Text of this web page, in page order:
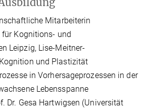
Mitarbeiterin
Kognitions- und
Leipzig, Lise-Meitner-
und Plastizität
in Vorhersageprozessen in der
Lebensspanne
Dr. Gesa Hartwigsen (Universität